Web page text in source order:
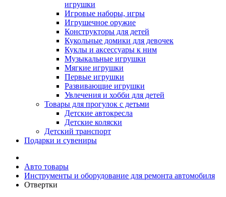
игрушки
Игровые наборы, игры
Игрушечное оружие
Конструкторы для детей
Кукольные домики для девочек
Куклы и аксессуары к ним
Музыкальные игрушки
Мягкие игрушки
Первые игрушки
Развивающие игрушки
Увлечения и хобби для детей
Товары для прогулок с детьми
Детские автокресла
Детские коляски
Детский транспорт
Подарки и сувениры
Авто товары
Инструменты и оборудование для ремонта автомобиля
Отвертки